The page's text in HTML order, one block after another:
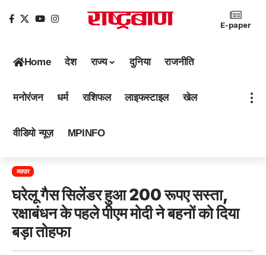
E-paper
Home देश राज्य दुनिया राजनीति
मनोरंजन धर्म राशिफल लाइफस्टाइल खेल
वीडियो न्यूज़ MPINFO
व्यापार
घरेलू गैस सिलेंडर हुआ 200 रूपए सस्ता,
रक्षाबंधन के पहले पीएम मोदी ने बहनों को दिया
बड़ा तोहफा